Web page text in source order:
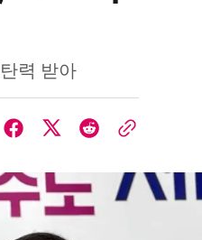
력 받아